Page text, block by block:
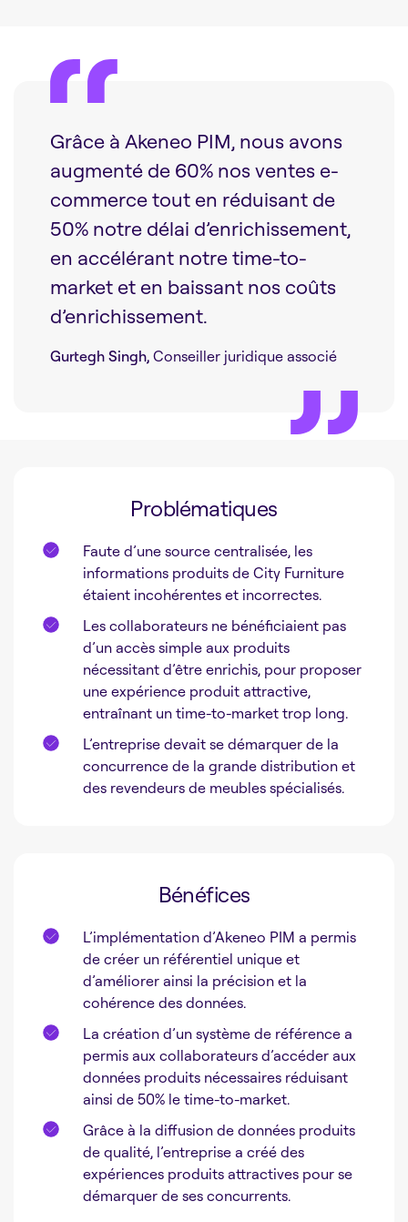
Grâce à Akeneo PIM, nous avons
augmenté de 60% nos ventes e-
commerce tout en réduisant de
50% notre délai d’enrichissement,
en accélérant notre time-to-
market et en baissant nos coûts
d’enrichissement.
Gurtegh Singh, Conseiller juridique associé
Problématiques
Faute d’une source centralisée, les
informations produits de City Furniture
étaient incohérentes et incorrectes.
Les collaborateurs ne bénéficiaient pas
d’un accès simple aux produits
nécessitant d’être enrichis, pour proposer
une expérience produit attractive,
entraînant un time-to-market trop long.
L’entreprise devait se démarquer de la
concurrence de la grande distribution et
des revendeurs de meubles spécialisés.
Bénéfices
L’implémentation d’Akeneo PIM a permis
de créer un référentiel unique et
d’améliorer ainsi la précision et la
cohérence des données.
La création d’un système de référence a
permis aux collaborateurs d’accéder aux
données produits nécessaires réduisant
ainsi de 50% le time-to-market.
Grâce à la diffusion de données produits
de qualité, l’entreprise a créé des
expériences produits attractives pour se
démarquer de ses concurrents.